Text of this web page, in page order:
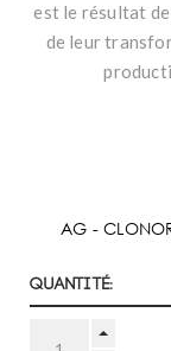
est le résultat
de leur
AG -
Quantité: